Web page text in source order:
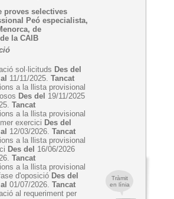
Tràmit
en línia
proves selectives
Peó especialista,
de
la CAIB
sol·licituds Des del
11/11/2025. Tancat
a la llista provisional
Des del 19/11/2025
Tancat
a la llista provisional
exercici Des del
12/03/2026. Tancat
a la llista provisional
Des del 16/06/2026
Tancat
a la llista provisional
d'oposició Des del
01/07/2026. Tancat
al requeriment per